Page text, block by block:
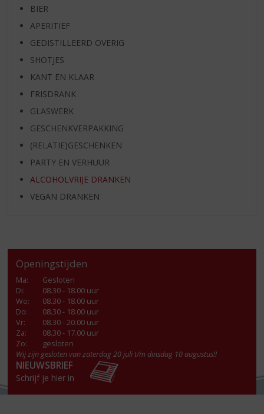
BIER
APERITIEF
GEDISTILLEERD OVERIG
SHOTJES
KANT EN KLAAR
FRISDRANK
GLASWERK
GESCHENKVERPAKKING
(RELATIE)GESCHENKEN
PARTY EN VERHUUR
ALCOHOLVRIJE DRANKEN
VEGAN DRANKEN
Openingstijden
Ma:
Gesloten
Di:
08.30 - 18.00 uur
Wo:
08.30 - 18.00 uur
Do:
08.30 - 18.00 uur
Vr:
08.30 - 20.00 uur
Za:
08.30 - 17.00 uur
Zo:
gesloten
Wij zijn gesloten van zaterdag 20 juli t/m dinsdag 10 augustus!!
NIEUWSBRIEF
Schrijf je hier in